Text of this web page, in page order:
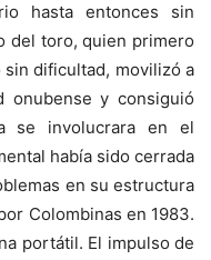
entonces sin
del toro, quien primero
dificultad, movilizó a
onubense y consiguió
se involucrara en el
había sido cerrada
en su estructura
Colombinas en 1983.
portátil. El impulso de